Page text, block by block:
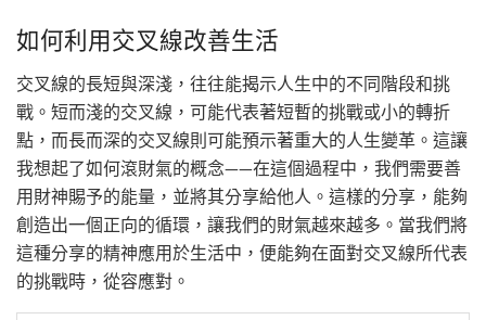
如何利用交叉線改善生活
交叉線的長短與深淺，往往能揭示人生中的不同階段和挑
戰。短而淺的交叉線，可能代表著短暫的挑戰或小的轉折
點，而長而深的交叉線則可能預示著重大的人生變革。這讓
我想起了如何滾財氣的概念——在這個過程中，我們需要善
用財神賜予的能量，並將其分享給他人。這樣的分享，能夠
創造出一個正向的循環，讓我們的財氣越來越多。當我們將
這種分享的精神應用於生活中，便能夠在面對交叉線所代表
的挑戰時，從容應對。